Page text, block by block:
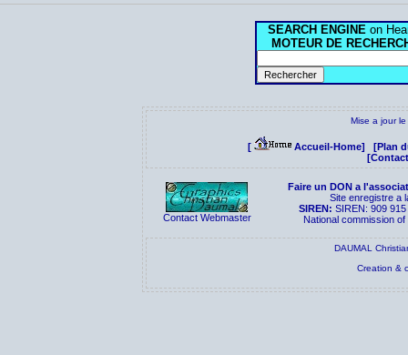
SEARCH ENGINE on
MOTEUR DE
Mise a jour le
[ Accueil-Home]
[Plan
Contact Webmaster
Faire un DON a
Site enregistre a
SIREN: SIREN: 909
National commission
DAUMAL
Creation &